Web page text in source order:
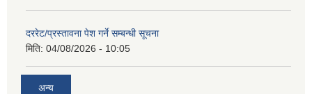
दररेट/प्रस्तावना पेश गर्ने सम्बन्धी सूचना
मिति: 04/08/2026 - 10:05
अन्य